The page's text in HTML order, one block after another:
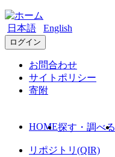
日本語 English
ログイン
お問合わせ
サイトポリシー
寄附
HOME探す・調べる
リポジトリ(QIR)